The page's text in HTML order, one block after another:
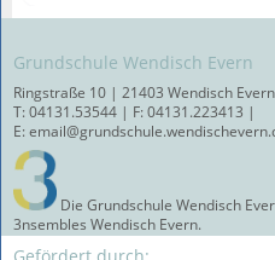
Grundschule Wendisch Evern
Ringstraße 10 | 21403 Wendisch Evern
T: 04131.53544 | F: 04131.223413 |
E:
Die Grundschule Wendisch
3nsembles Wendisch Evern.
Gefördert durch: